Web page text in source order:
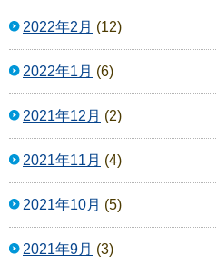
2022年2月 (12)
2022年1月 (6)
2021年12月 (2)
2021年11月 (4)
2021年10月 (5)
2021年9月 (3)